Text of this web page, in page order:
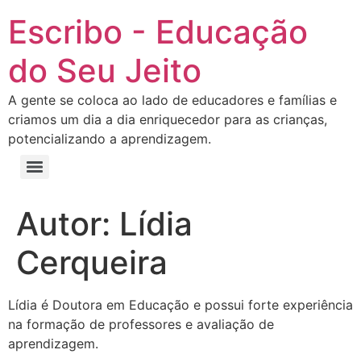
Escribo - Educação
do Seu Jeito
A gente se coloca ao lado de educadores e famílias e
criamos um dia a dia enriquecedor para as crianças,
potencializando a aprendizagem.
Autor: Lídia
Cerqueira
Lídia é Doutora em Educação e possui forte experiência
na formação de professores e avaliação de
aprendizagem.